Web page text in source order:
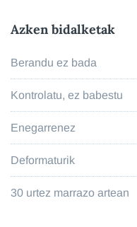
Azken bidalketak
Berandu ez bada
Kontrolatu, ez babestu
Enegarrenez
Deformaturik
30 urtez marrazo artean